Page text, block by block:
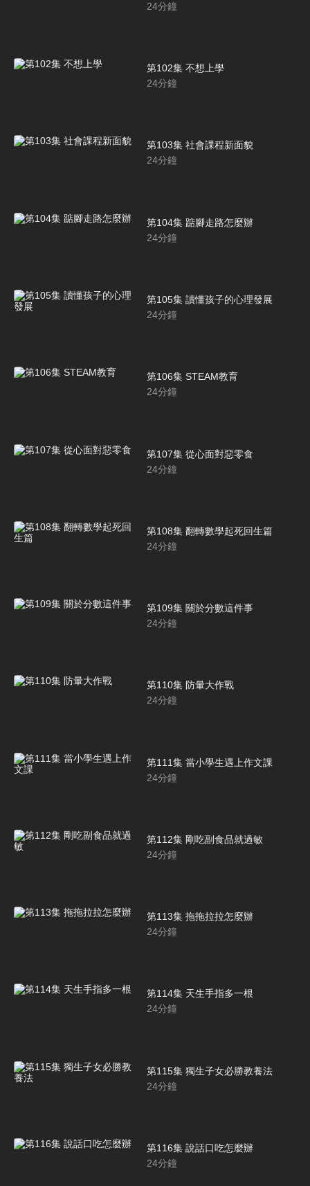
24分鐘
第102集 不想上學
24分鐘
第103集 社會課程新面貌
24分鐘
第104集 踮腳走路怎麼辦
24分鐘
第105集 讀懂孩子的心理發展
24分鐘
第106集 STEAM教育
24分鐘
第107集 從心面對惡零食
24分鐘
第108集 翻轉數學起死回生篇
24分鐘
第109集 關於分數這件事
24分鐘
第110集 防暈大作戰
24分鐘
第111集 當小學生遇上作文課
24分鐘
第112集 剛吃副食品就過敏
24分鐘
第113集 拖拖拉拉怎麼辦
24分鐘
第114集 天生手指多一根
24分鐘
第115集 獨生子女必勝教養法
24分鐘
第116集 說話口吃怎麼辦
24分鐘